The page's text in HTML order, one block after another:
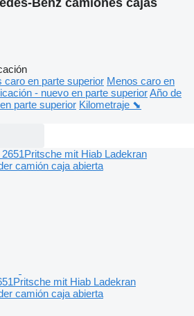
Benz camiones cajas
caro en parte superior Menos caro en
- nuevo en parte superiorAño de
parte superior Kilometraje ⬊
mit Hiab Ladekran
camión caja abierta